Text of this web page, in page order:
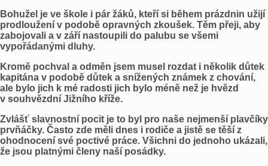
Bohužel je ve škole i pár žáků, kteří si během prázdnin užijí
prodloužení v podobě opravných zkoušek. Těm přeji, aby
zabojovali a v září nastoupili do palubu se všemi
vypořádanými dluhy.
Kromě pochval a odměn jsem musel rozdat i několik důtek
kapitána v podobě důtek a snížených známek z chování,
ale bylo jich k mé radosti jich bylo méně než je hvězd
v souhvězdní Jižního kříže.
Zvlášť slavnostní pocit je to byl pro naše nejmenší plavčíky
prvňáčky. Často zde měli dnes i rodiče a jistě se těší z
ohodnocení své poctivé práce. Všichni do jednoho ukázali,
že jsou platnými členy naší posádky.